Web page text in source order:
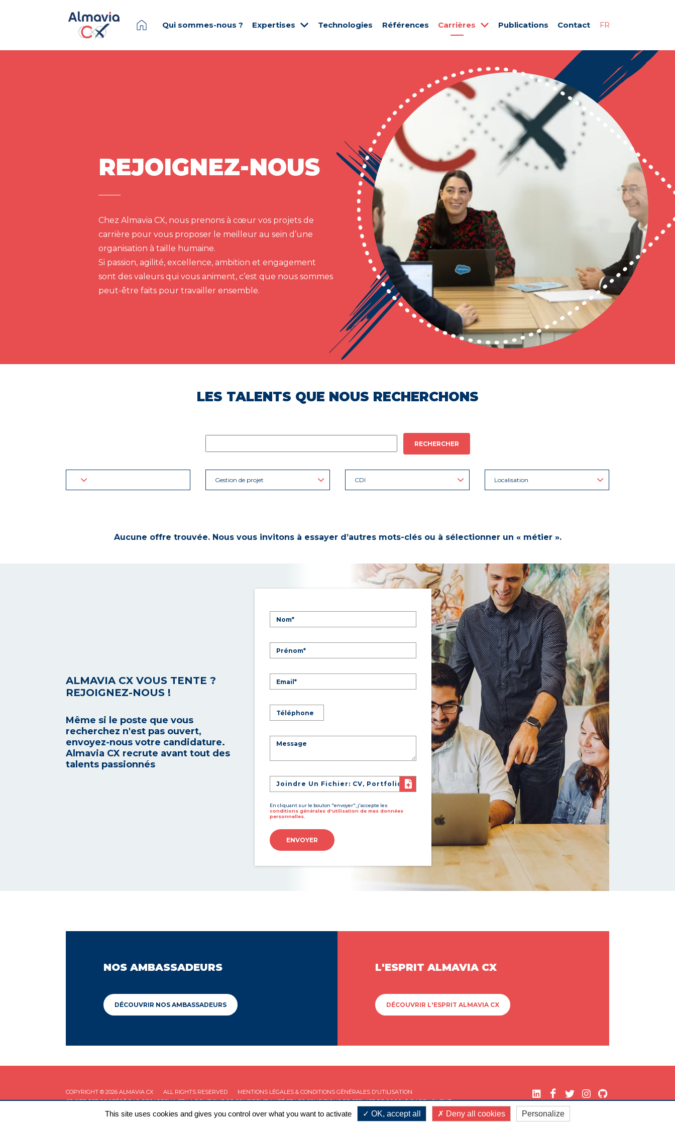
Qui sommes-nous ? Expertises Technologies Références Carrières Publications Contact FR
REJOIGNEZ-NOUS
Chez Almavia CX, nous prenons à cœur vos projets de
carrière pour vous proposer le meilleur au sein d’une
organisation à taille humaine.
Si passion, agilité, excellence, ambition et engagement
sont des valeurs qui vous animent, c’est que nous sommes
peut-être faits pour travailler ensemble.
LES TALENTS QUE NOUS RECHERCHONS
RECHERCHER
Gestion de projet CDI Localisation
Aucune offre trouvée. Nous vous invitons à essayer d’autres mots-clés ou à sélectionner un « métier ».
ALMAVIA CX VOUS TENTE ?
REJOIGNEZ-NOUS !
Même si le poste que vous
recherchez n'est pas ouvert,
envoyez-nous votre candidature.
Almavia CX recrute avant tout des
talents passionnés
Joindre Un Fichier: CV, Portfolio
En cliquant sur le bouton "envoyer", j'accepte les
conditions générales d'utilisation de mes données
personnelles.
ENVOYER
NOS AMBASSADEURS
DÉCOUVRIR NOS AMBASSADEURS
L'ESPRIT ALMAVIA CX
DÉCOUVRIR L'ESPRIT ALMAVIA CX
COPYRIGHT © 2026 ALMAVIA CX ALL RIGHTS RESERVED
MENTIONS LÉGALES & CONDITIONS GÉNÉRALES D'UTILISATION
CE SITE EST PROTÉGÉ PAR RECAPTCHA ET LAPOLITIQUE DE CONFIDENTIALITÉET LESCONDITIONS DE SERVICEDE GOOGLE S'APPLIQUENT.
This site uses cookies and gives you control over what you want to activate OK, accept all Deny all cookies Personalize